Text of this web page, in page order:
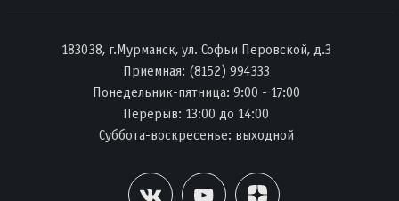
183038, г.Мурманск, ул. Софьи Перовской, д.3
Приемная: (8152) 994333
Понедельник-пятница: 9:00 - 17:00
Перерыв: 13:00 до 14:00
Суббота-воскресенье: выходной